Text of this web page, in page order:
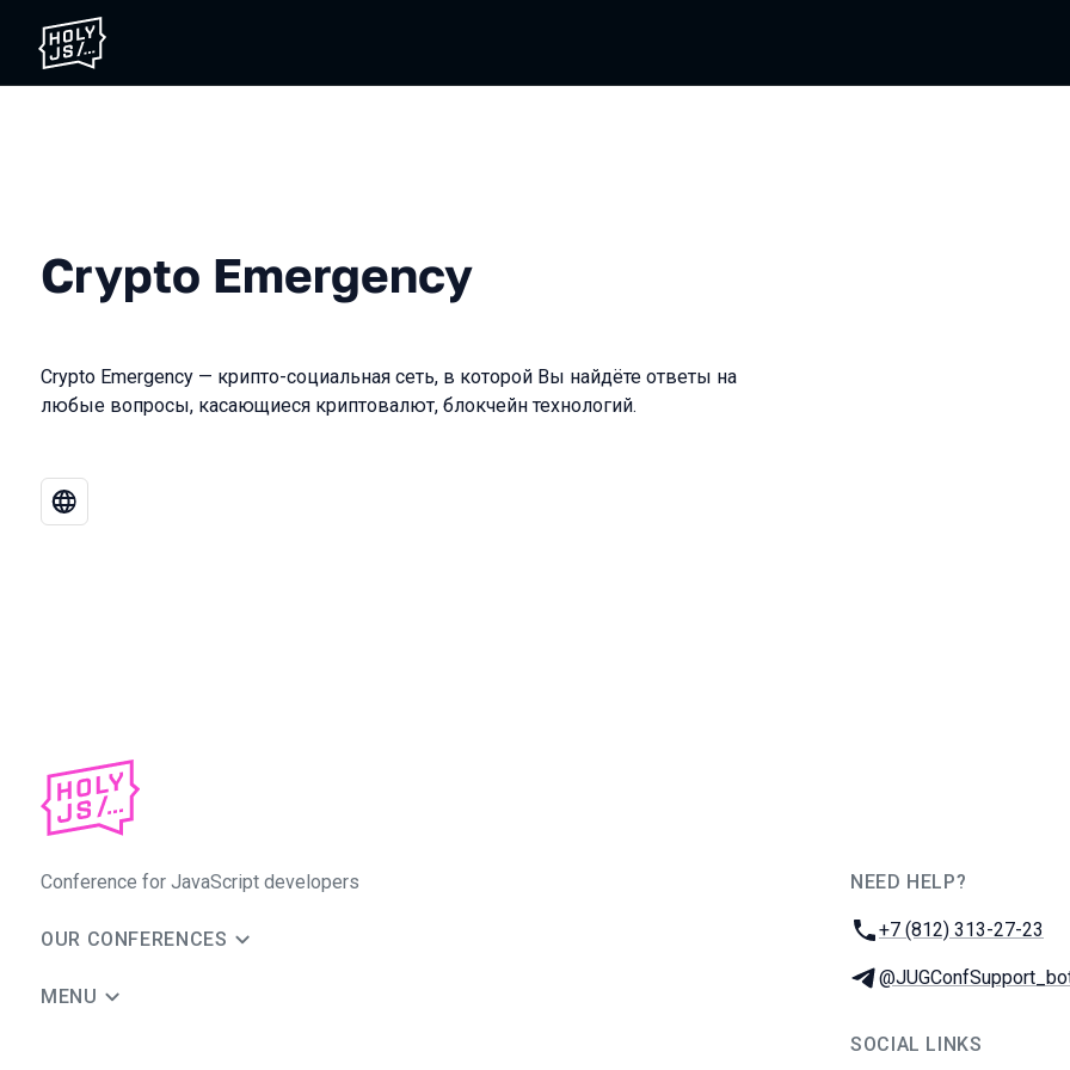
Crypto Emergency
Crypto Emergency — крипто-социальная сеть, в которой Вы найдёте ответы на
любые вопросы, касающиеся криптовалют, блокчейн технологий.
Conference for JavaScript developers
OUR CONFERENCES
MENU
NEED HELP?
Phone:
+7 (812) 313-27-23
Telegram:
SOCIAL LINKS